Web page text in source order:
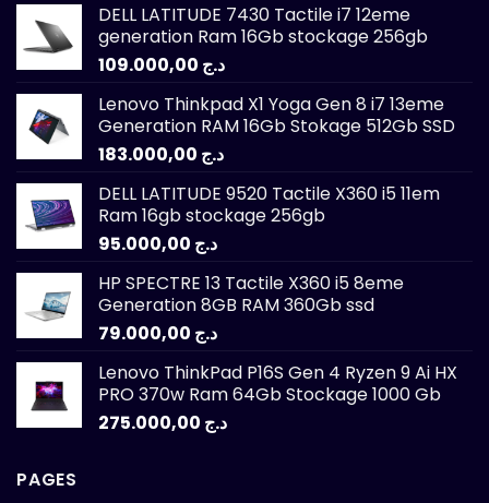
DELL LATITUDE 7430 Tactile i7 12eme
generation Ram 16Gb stockage 256gb
د.ج
Lenovo Thinkpad X1 Yoga Gen 8 i7 13eme
Generation RAM 16Gb Stokage 512Gb SSD
د.ج
DELL LATITUDE 9520 Tactile X360 i5 11em
Ram 16gb stockage 256gb
د.ج
HP SPECTRE 13 Tactile X360 i5 8eme
Generation 8GB RAM 360Gb ssd
د.ج
Lenovo ThinkPad P16S Gen 4 Ryzen 9 Ai HX
PRO 370w Ram 64Gb Stockage 1000 Gb
د.ج
PAGES